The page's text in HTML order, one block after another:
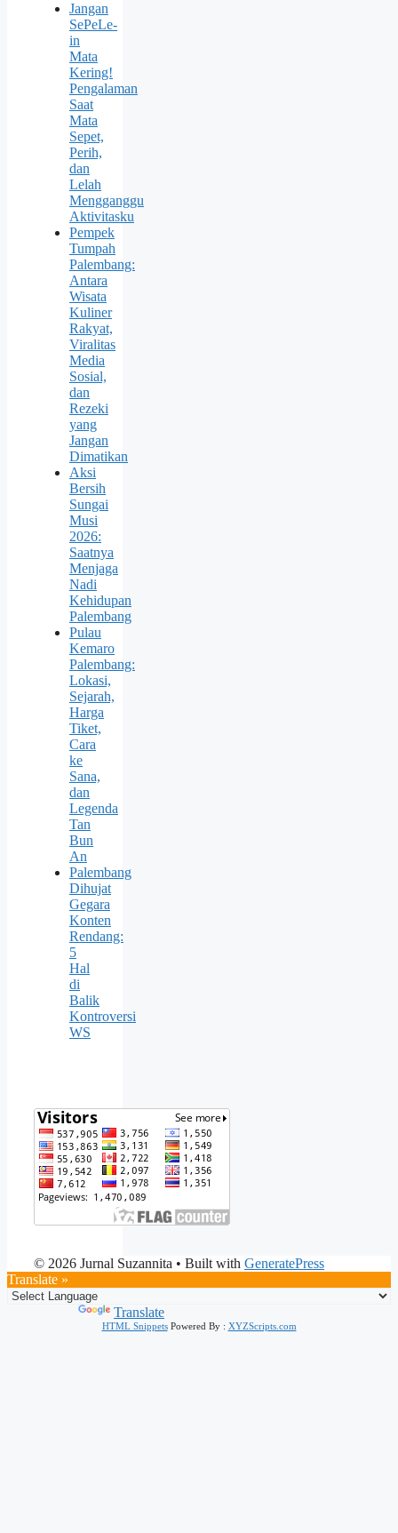
Jangan
SePeLe-
in
Mata
Kering!
Pengalaman
Saat
Mata
Sepet,
Perih,
dan
Lelah
Mengganggu
Aktivitasku
Pempek
Tumpah
Palembang:
Antara
Wisata
Kuliner
Rakyat,
Viralitas
Media
Sosial,
dan
Rezeki
yang
Jangan
Dimatikan
Aksi
Bersih
Sungai
Musi
2026:
Saatnya
Menjaga
Nadi
Kehidupan
Palembang
Pulau
Kemaro
Palembang:
Lokasi,
Sejarah,
Harga
Tiket,
Cara
ke
Sana,
dan
Legenda
Tan
Bun
An
Palembang
Dihujat
Gegara
Konten
Rendang:
5
Hal
di
Balik
Kontroversi
WS
© 2026 Jurnal Suzannita • Built with GeneratePress
Translate »
Translate
HTML SnippetsPowered By : XYZScripts.com